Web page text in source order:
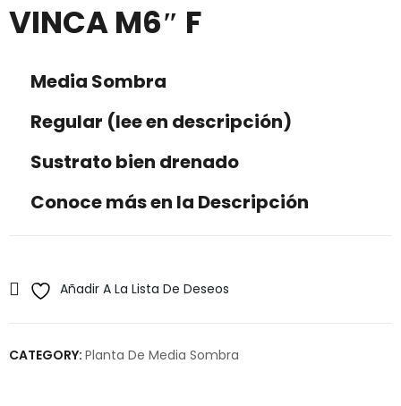
VINCA M6″ F
Media Sombra
Regular (lee en descripción)
Sustrato bien drenado
Conoce más en la Descripción
Añadir A La Lista De Deseos
CATEGORY: Planta De Media Sombra